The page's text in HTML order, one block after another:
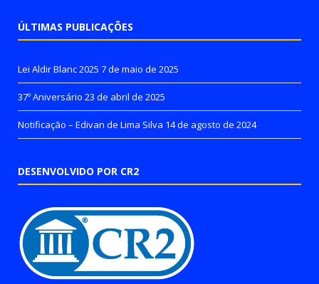
ÚLTIMAS PUBLICAÇÕES
Lei Aldir Blanc 2025 7 de maio de 2025
37º Aniversário 23 de abril de 2025
Notificação – Edivan de Lima Silva 14 de agosto de 2024
DESENVOLVIDO POR CR2